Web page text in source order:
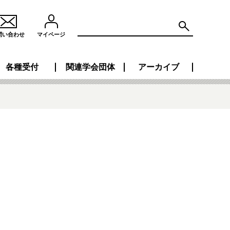
い合わせ マイページ
各種受付 関連学会団体 アーカイブ